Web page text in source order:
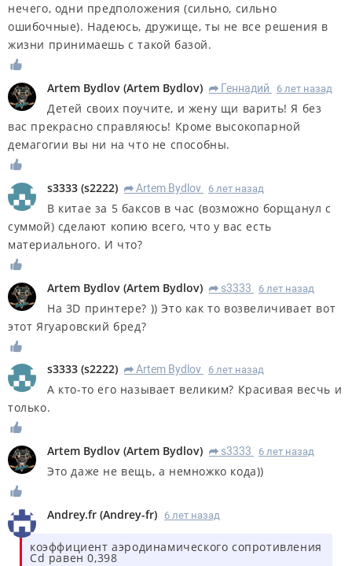
нечего, одни предположения (сильно, сильно
ошибочные). Надеюсь, дружище, ты не все решения в
жизни принимаешь с такой базой.
Artem Bydlov (Artem Bydlov) R Геннадий 6 лет назад
Детей своих поучите, и жену щи варить! Я без
вас прекрасно справляюсь! Кроме высокопарной
демагогии вы ни на что не способны.
s3333 (s2222) R Artem Bydlov 6 лет назад
В китае за 5 баксов в час (возможно борщанул с
суммой) сделают копию всего, что у вас есть
материального. И что?
Artem Bydlov (Artem Bydlov) R s3333 6 лет назад
На 3D принтере? )) Это как то возвеличивает вот
этот Ягуаровский бред?
s3333 (s2222) R Artem Bydlov 6 лет назад
А кто-то его называет великим? Красивая весчь и
только.
Artem Bydlov (Artem Bydlov) R s3333 6 лет назад
Это даже не вещь, а немножко кода))
Andrey.fr (Andrey-fr) 6 лет назад
коэффициент аэродинамического сопротивления
Cd равен 0,398